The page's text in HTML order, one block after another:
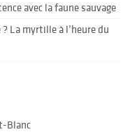
avec la faune sauvage
La myrtille à l’heure du
Blanc